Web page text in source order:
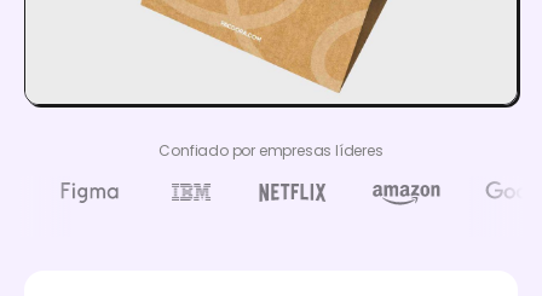
Confiado por empresas líderes